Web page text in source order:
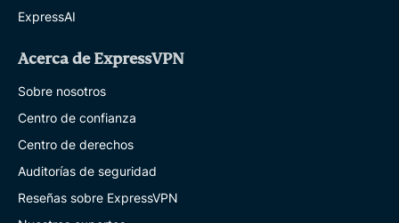
ExpressAI
Acerca de ExpressVPN
Sobre nosotros
Centro de confianza
Centro de derechos
Auditorías de seguridad
Reseñas sobre ExpressVPN